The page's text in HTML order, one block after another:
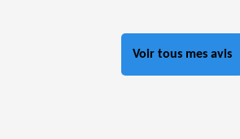
Voir tous mes avis